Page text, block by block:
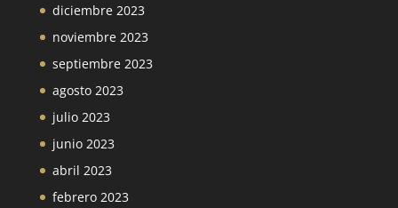
diciembre 2023
noviembre 2023
septiembre 2023
agosto 2023
julio 2023
junio 2023
abril 2023
febrero 2023